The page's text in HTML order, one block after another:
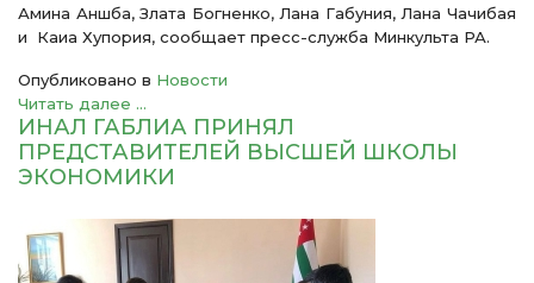
Амина Аншба, Злата Богненко, Лана Габуния, Лана Чачибая
и Каиа Хупория, сообщает пресс-служба Минкульта РА.
Опубликовано в Новости
Читать далее ...
ИНАЛ ГАБЛИА ПРИНЯЛ
ПРЕДСТАВИТЕЛЕЙ ВЫСШЕЙ ШКОЛЫ
ЭКОНОМИКИ